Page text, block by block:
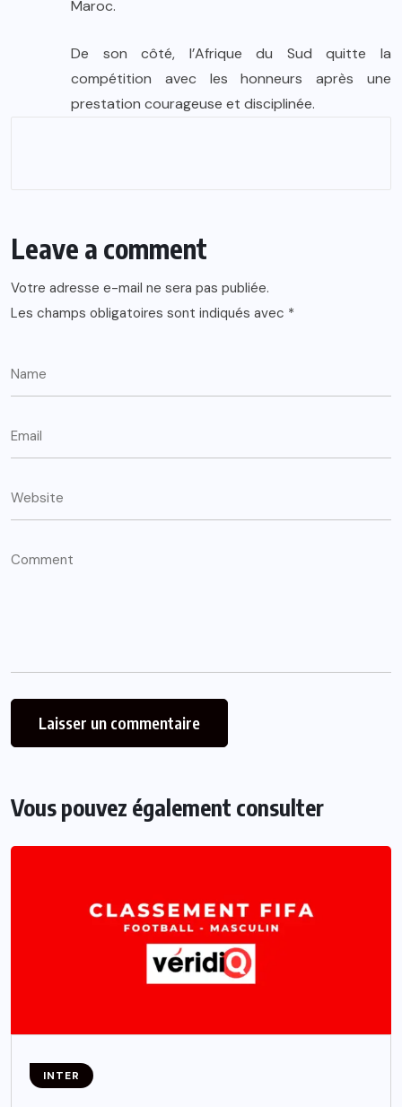
Maroc.
De son côté, l’Afrique du Sud quitte la
compétition avec les honneurs après une
prestation courageuse et disciplinée.
Leave a comment
Votre adresse e-mail ne sera pas publiée.
Les champs obligatoires sont indiqués avec *
Vous pouvez également consulter
INTER